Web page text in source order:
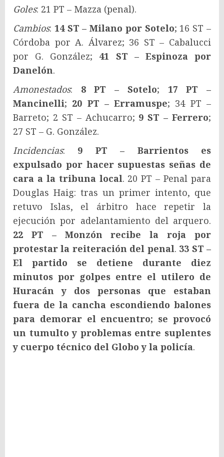
Goles: 21 PT – Mazza (penal).
Cambios: 14 ST – Milano por Sotelo; 16 ST –
Córdoba por A. Álvarez; 36 ST – Cabalucci
por G. González; 41 ST – Espinoza por
Danelón.
Amonestados: 8 PT – Sotelo; 17 PT –
Mancinelli; 20 PT – Erramuspe; 34 PT –
Barreto; 2 ST – Achucarro; 9 ST – Ferrero;
27 ST – G. González.
Incidencias: 9 PT – Barrientos es
expulsado por hacer supuestas señas de
cara a la tribuna local. 20 PT – Penal para
Douglas Haig: tras un primer intento, que
retuvo Islas, el árbitro hace repetir la
ejecución por adelantamiento del arquero.
22 PT – Monzón recibe la roja por
protestar la reiteración del penal. 33 ST –
El partido se detiene durante diez
minutos por golpes entre el utilero de
Huracán y dos personas que estaban
fuera de la cancha escondiendo balones
para demorar el encuentro; se provocó
un tumulto y problemas entre suplentes
y cuerpo técnico del Globo y la policía.